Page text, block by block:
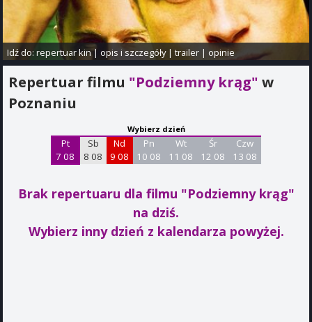
Idź do:repertuar kin|opis i szczegóły|trailer |opinie
Repertuar filmu "Podziemny krąg" w
Poznaniu
Wybierz dzień
Pt
7 08
Sb
8 08
Nd
9 08
Pn
10 08
Wt
11 08
Śr
12 08
Czw
13 08
Brak repertuaru dla filmu "Podziemny krąg"
na dziś.
Wybierz inny dzień z kalendarza powyżej.